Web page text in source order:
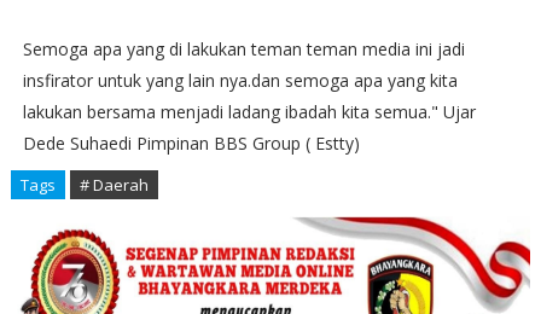
Semoga apa yang di lakukan teman teman media ini jadi
insfirator untuk yang lain nya.dan semoga apa yang kita
lakukan bersama menjadi ladang ibadah kita semua." Ujar
Dede Suhaedi Pimpinan BBS Group ( Estty)
Tags # Daerah